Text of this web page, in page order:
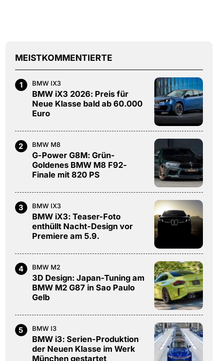
MEISTKOMMENTIERTE
1 BMW IX3
BMW iX3 2026: Preis für
Neue Klasse bald ab 60.000
Euro
2 BMW M8
G-Power G8M: Grün-
Goldenes BMW M8 F92-
Finale mit 820 PS
3 BMW IX3
BMW iX3: Teaser-Foto
enthüllt Nacht-Design vor
Premiere am 5.9.
4 BMW M2
3D Design: Japan-Tuning am
BMW M2 G87 in Sao Paulo
Gelb
5 BMW I3
BMW i3: Serien-Produktion
der Neuen Klasse im Werk
München gestartet